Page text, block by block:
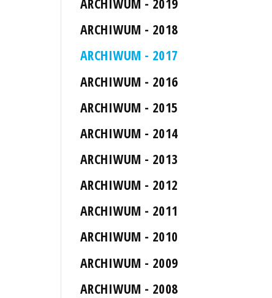
ARCHIWUM - 2018
ARCHIWUM - 2017
ARCHIWUM - 2016
ARCHIWUM - 2015
ARCHIWUM - 2014
ARCHIWUM - 2013
ARCHIWUM - 2012
ARCHIWUM - 2011
ARCHIWUM - 2010
ARCHIWUM - 2009
ARCHIWUM - 2008